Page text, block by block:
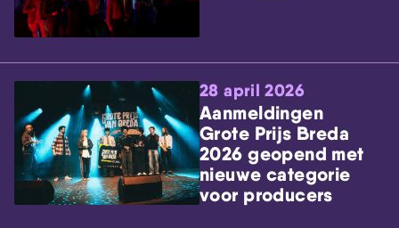
28 april 2026
Aanmeldingen
Grote Prijs Breda
2026 geopend met
nieuwe categorie
voor producers